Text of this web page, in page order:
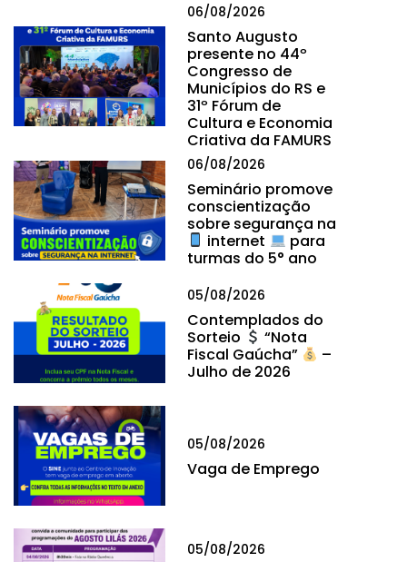
06/08/2026
Santo Augusto
presente no 44º
Congresso de
Municípios do RS e
31º Fórum de
Cultura e Economia
Criativa da FAMURS
06/08/2026
Seminário promove
conscientização
sobre segurança na
internet
para
turmas do 5° ano
05/08/2026
Contemplados do
Sorteio
“Nota
Fiscal Gaúcha”
–
Julho de 2026
05/08/2026
Vaga de Emprego
05/08/2026